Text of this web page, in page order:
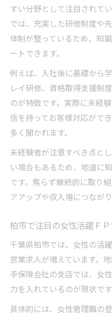
すい分野として注目されて
では、充実した研修制度や
体制が整っているため、知
ートできます。
例えば、入社後に基礎から
レイ研修、資格取得支援制
のが特徴です。実際に未経
信を持ってお客様対応がで
多く聞かれます。
未経験者が注意すべき点と
い場合もあるため、地道に
です。焦らず継続的に取り
アアップや収入増につながり
柏市で注目の女性活躍Ｆ
千葉県柏市では、女性の活
営業求人が増えています。
手保険会社の支店では、女
力を入れているのが現状です
具体的には、女性管理職の